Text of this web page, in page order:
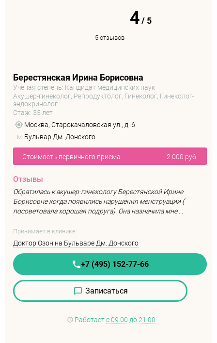
4/5
5 отзывов
Берестянская Ирина Борисовна
Ученая степень: Кандидат медицинских наук
Акушер-гинеколог, Репродуктолог, Гинеколог, Гинеколог-
эндокринолог
Стаж: 35 лет
Москва, Старокачаловская ул., д. 6
м. Бульвар Дм. Донского
Стоимость первичного приема 2 000 руб.
Отзывы
Обратилась к акушер-гинекологу Берестянской Ирине
Борисовне когда появились нарушения менструации (
посоветовала хорошая подруга). Она назначила мне ...
Принимает в клинике:
Доктор Озон на Бульваре Дм. Донского
+7 (495) 152-77-66
Записаться
Работает с 09:00 до 21:00